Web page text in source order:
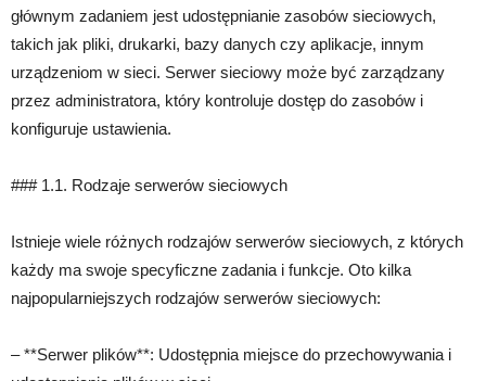
głównym zadaniem jest udostępnianie zasobów sieciowych,
takich jak pliki, drukarki, bazy danych czy aplikacje, innym
urządzeniom w sieci. Serwer sieciowy może być zarządzany
przez administratora, który kontroluje dostęp do zasobów i
konfiguruje ustawienia.
### 1.1. Rodzaje serwerów sieciowych
Istnieje wiele różnych rodzajów serwerów sieciowych, z których
każdy ma swoje specyficzne zadania i funkcje. Oto kilka
najpopularniejszych rodzajów serwerów sieciowych:
– **Serwer plików**: Udostępnia miejsce do przechowywania i